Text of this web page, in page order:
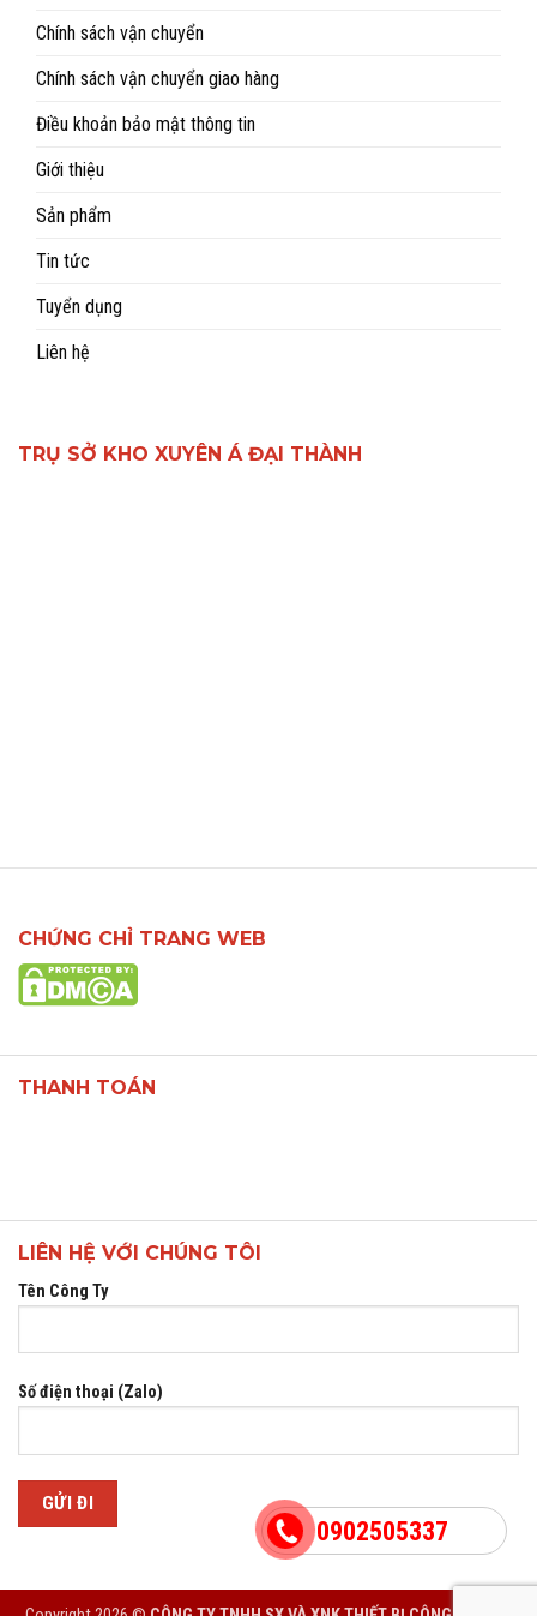
0902505337
Chính sách vận chuyển
Chính sách vận chuyển giao hàng
Điều khoản bảo mật thông tin
Giới thiệu
Sản phẩm
Tin tức
Tuyển dụng
Liên hệ
TRỤ SỞ KHO XUYÊN Á ĐẠI THÀNH
CHỨNG CHỈ TRANG WEB
THANH TOÁN
LIÊN HỆ VỚI CHÚNG TÔI
Tên Công Ty
Số điện thoại (Zalo)